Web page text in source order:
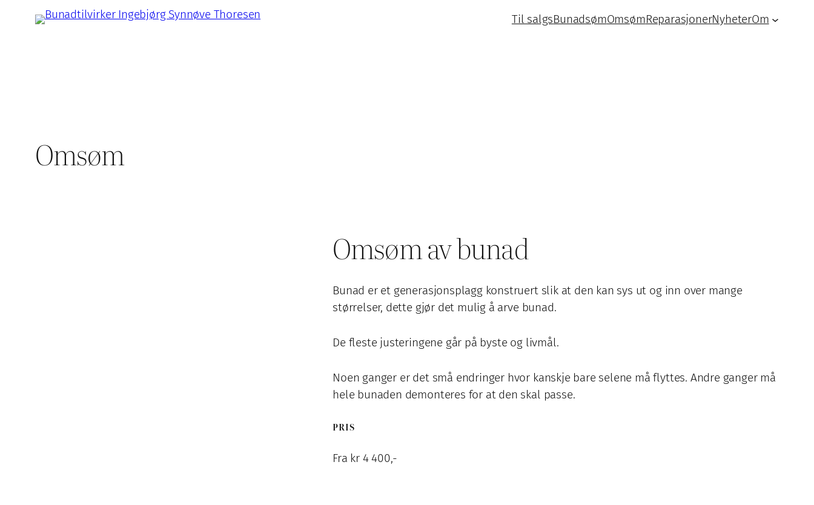
Til salgsBunadsømOmsømReparasjonerNyheterOm
Omsøm
Omsøm av bunad
Bunad er et generasjonsplagg konstruert slik at den kan sys ut og inn over mange
størrelser, dette gjør det mulig å arve bunad.
De fleste justeringene går på byste og livmål.
Noen ganger er det små endringer hvor kanskje bare selene må flyttes. Andre ganger må
hele bunaden demonteres for at den skal passe.
PRIS
Fra kr 4 400,-